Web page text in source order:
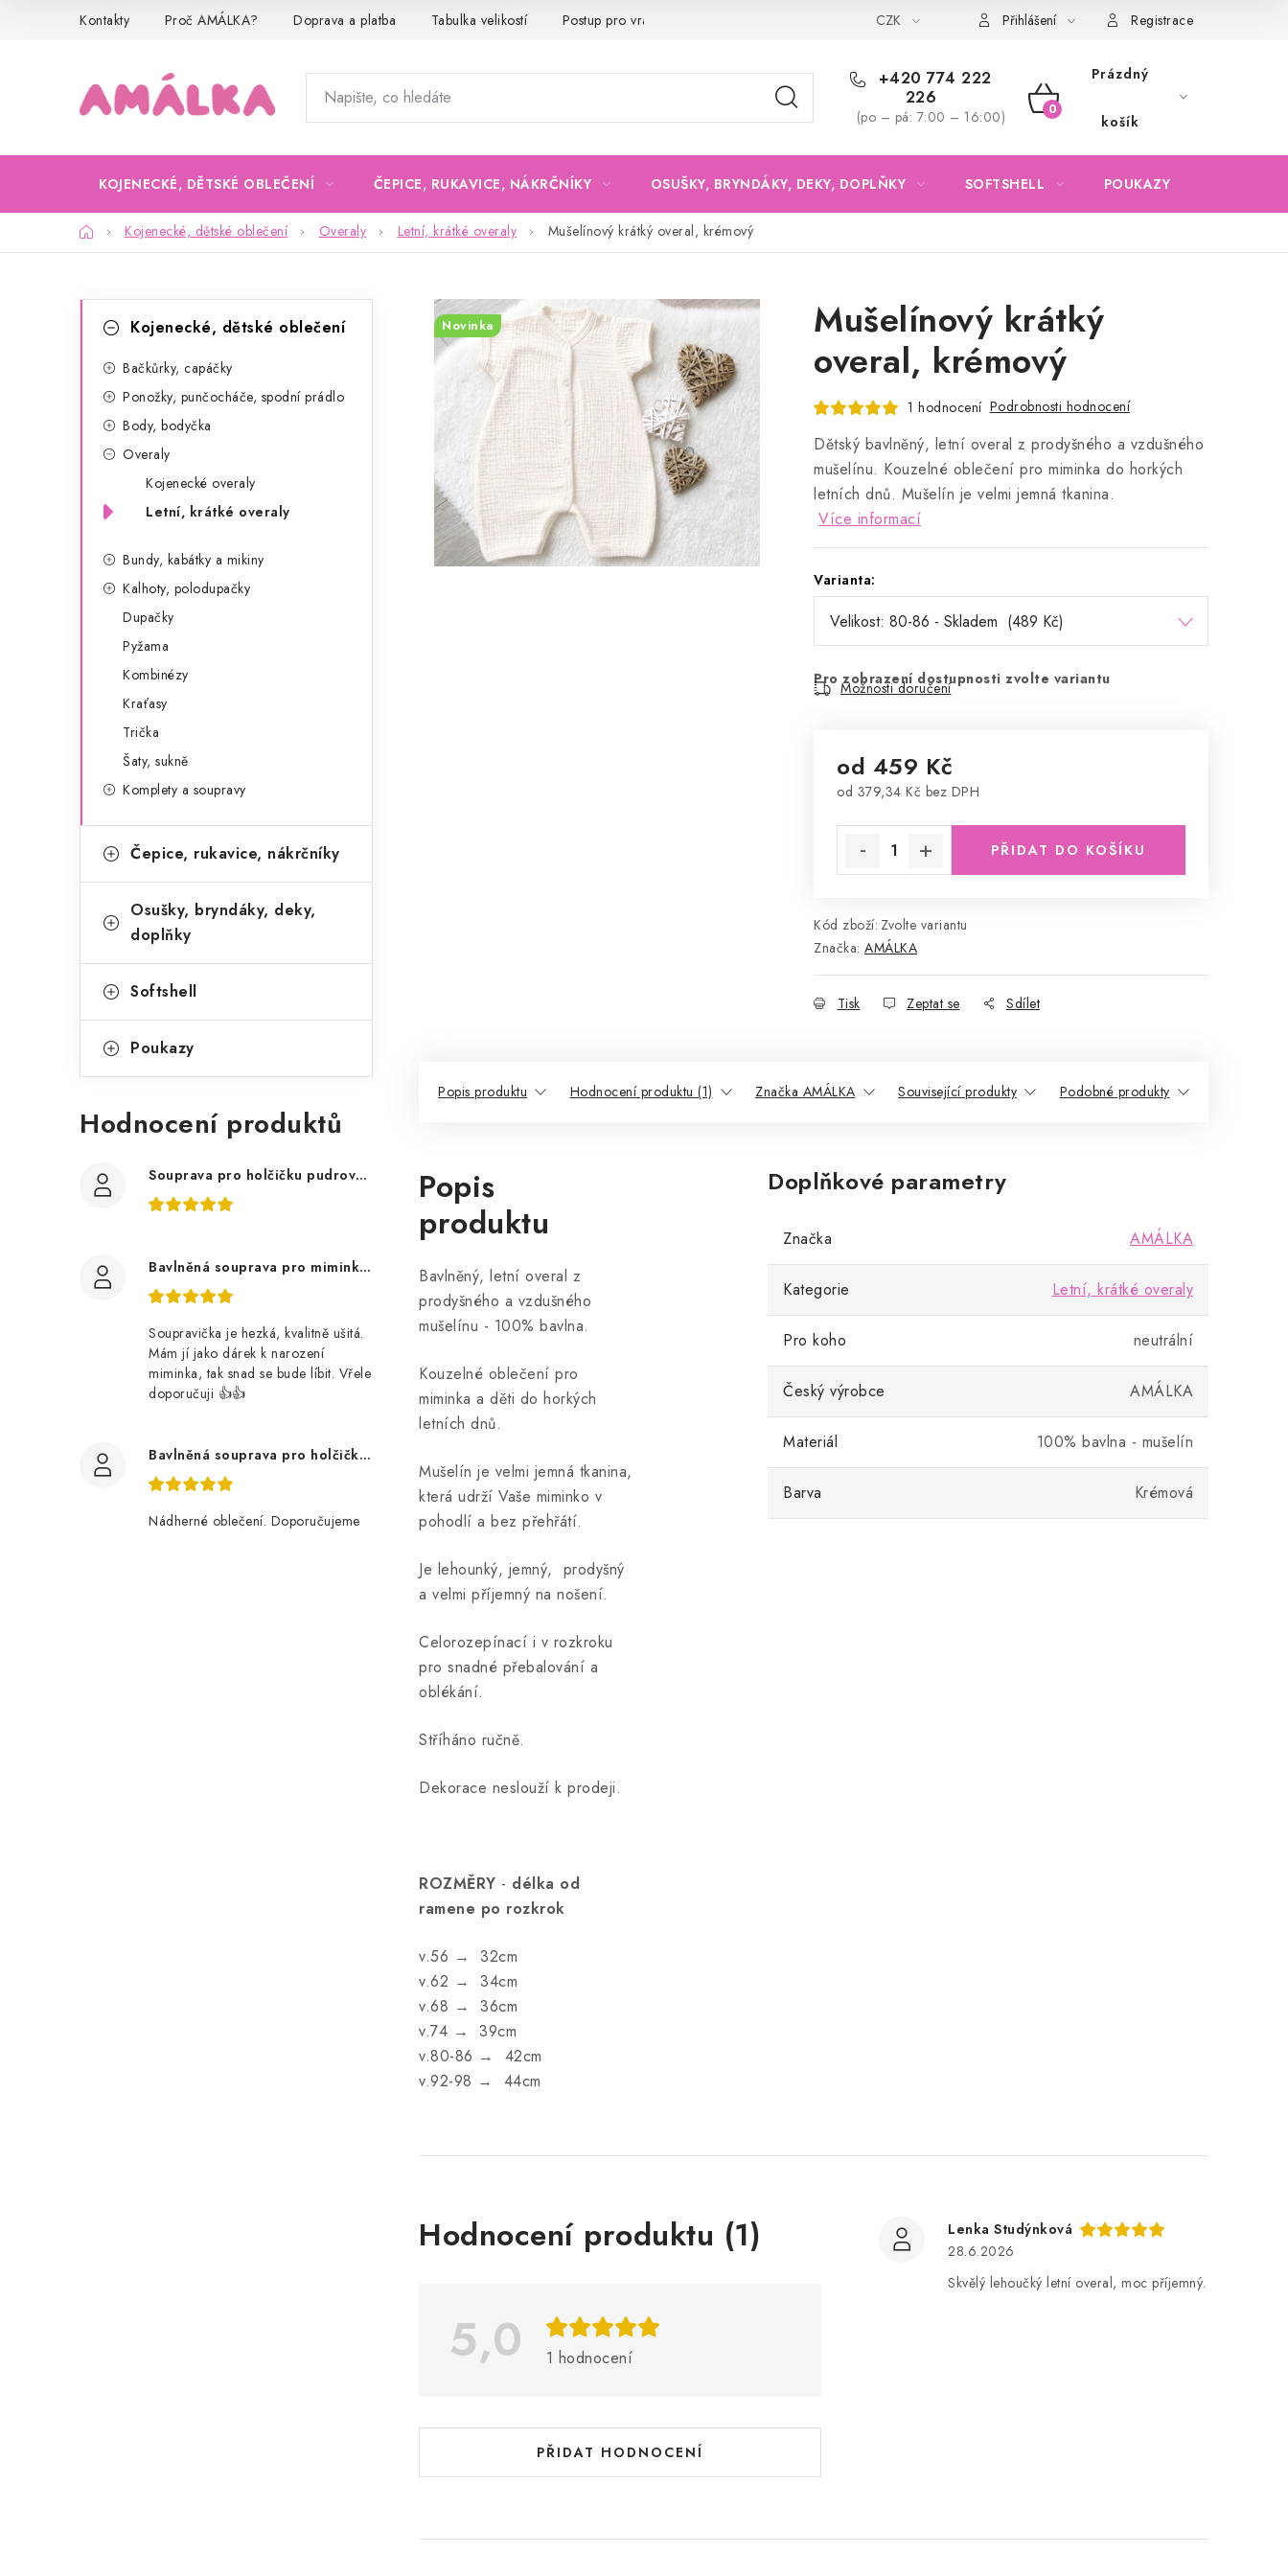
Kontakty Proč AMÁLKA? Doprava a platba Tabulka velikostí Postup pro vrácení a výměnu Obchodní podmínky Podmínky ochrany osobních údajů
CZK Přihlášení Registrace
+420 774 222
226
(po – pá: 7:00 – 16:00)
NÁKUPNÍ
Prázdný
košík
KOJENECKÉ, DĚTSKÉ OBLEČENÍ ČEPICE, RUKAVICE, NÁKRČNÍKY OSUŠKY, BRYNDÁKY, DEKY, DOPLŇKY SOFTSHELL POUKAZY
DomůKojenecké, dětské oblečení Overaly Letní, krátké overaly Mušelínový krátký overal, krémový
kategorieKojenecké, dětské oblečení
Bačkůrky, capáčky
Ponožky, punčocháče, spodní prádlo
Body, bodyčka
Overaly
Kojenecké overaly
Letní, krátké overaly
Bundy, kabátky a mikiny
Kalhoty, polodupačky
Dupačky
Pyžama
Kombinézy
Kraťasy
Trička
Šaty, sukně
Komplety a soupravy
Čepice, rukavice, nákrčníky
Osušky, bryndáky, deky,
doplňky
Softshell
Poukazy
Hodnocení produktů
Souprava pro holčičku pudrově růžová, ptáčci květy
Bavlněná souprava pro miminko, zvířátka v lese
Soupravička je hezká, kvalitně ušitá.
Mám jí jako dárek k narození
miminka, tak snad se bude líbit. Vřele
doporučuji 👍👍
Bavlněná souprava pro holčičku, tmavé květy
Nádherné oblečení. Doporučujeme
Mušelínový krátký
overal, krémový
1 hodnocení Podrobnosti hodnocení
Dětský bavlněný, letní overal z prodyšného a vzdušného
mušelínu. Kouzelné oblečení pro miminka do horkých
letních dnů. Mušelín je velmi jemná tkanina.
Více informací
Varianta:
Pro zobrazení dostupnosti zvolte variantu
Možnosti doručení
od 459 Kč
od 379,34 Kč bez DPH
PŘIDAT DO KOŠÍKU
Kód zboží: Zvolte variantu
Značka: AMÁLKA
Tisk Zeptat se Sdílet
Novinka
Popis produktu Hodnocení produktu (1) Značka AMÁLKA Související produkty Podobné produkty
Popis
produktu
Bavlněný, letní overal z
prodyšného a vzdušného
mušelínu - 100% bavlna.
Kouzelné oblečení pro
miminka a děti do horkých
letních dnů.
Mušelín je velmi jemná tkanina,
která udrží Vaše miminko v
pohodlí a bez přehřátí.
Je lehounký, jemný, prodyšný
a velmi příjemný na nošení.
Celorozepínací i v rozkroku
pro snadné přebalování a
oblékání.
Stříháno ručně.
Dekorace neslouží k prodeji.
ROZMĚRY - délka od
ramene po rozkrok
v.56 → 32cm
v.62 → 34cm
v.68 → 36cm
v.74 → 39cm
v.80-86 → 42cm
v.92-98 → 44cm
Doplňkové parametry
Značka AMÁLKA
Kategorie Letní, krátké overaly
Pro koho neutrální
Český výrobce AMÁLKA
Materiál 100% bavlna - mušelín
Barva Krémová
Hodnocení produktu (1)
5,0 1 hodnocení
PŘIDAT HODNOCENÍ
V
o
n
c
Lenka Studýnková
28.6.2026
Skvělý lehoučký letní overal, moc příjemný.